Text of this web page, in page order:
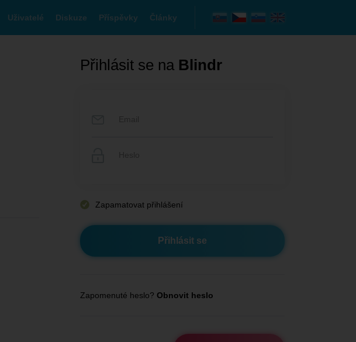
Uživatelé Diskuze Příspěvky Články
Přihlásit se na Blindr
Zapamatovat přihlášení
Zapomenuté heslo? Obnovit heslo